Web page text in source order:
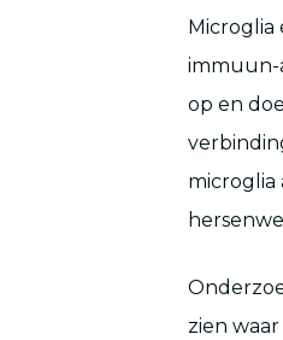
immuun-
op en
microglia
zien